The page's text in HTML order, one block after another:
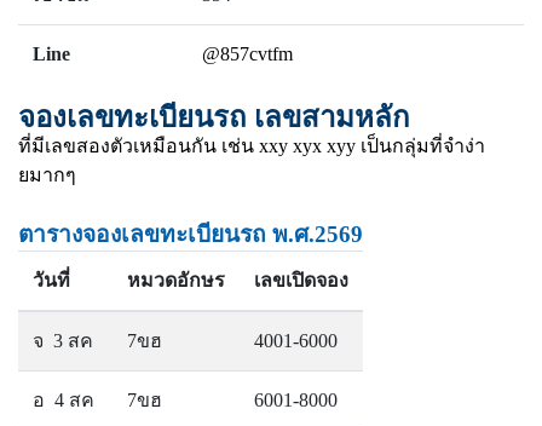
Line @857cvtfm
จองเลขทะเบียนรถ เลขสามหลัก
ที่มีเลขสองตัวเหมือนกัน เช่น xxy xyx xyy เป็นกลุ่มที่จำง่า
ยมากๆ
ตารางจองเลขทะเบียนรถ พ.ศ.2569
วันที่ หมวดอักษร เลขเปิดจอง
จ 3 สค 7ขฮ 4001-6000
อ 4 สค 7ขฮ 6001-8000